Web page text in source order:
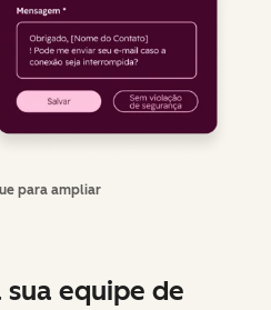
para ampliar
equipe de